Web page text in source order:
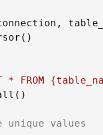
* FROM
values